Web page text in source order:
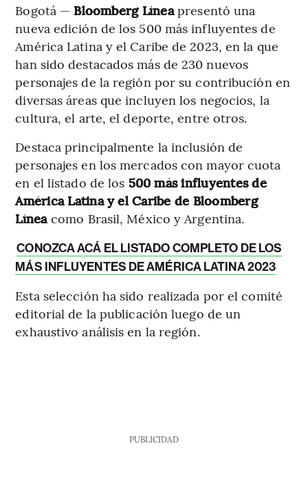
Bogotá — Bloomberg Líneapresentó una
nueva edición de los 500 más influyentes de
América Latina y el Caribe de 2023, en la que
han sido destacados más de 230 nuevos
personajes de la región por su contribución en
diversas áreas que incluyen los negocios, la
cultura, el arte, el deporte, entre otros.
Destaca principalmente la inclusión de
personajes en los mercados con mayor cuota
en el listado de los 500 más influyentes de
América Latina y el Caribe de Bloomberg
Línea como Brasil, México y Argentina.
CONOZCA ACÁ EL LISTADO COMPLETO DE LOS
MÁS INFLUYENTES DE AMÉRICA LATINA 2023
Esta selección ha sido realizada por el comité
editorial de la publicación luego de un
exhaustivo análisis en la región.
PUBLICIDAD